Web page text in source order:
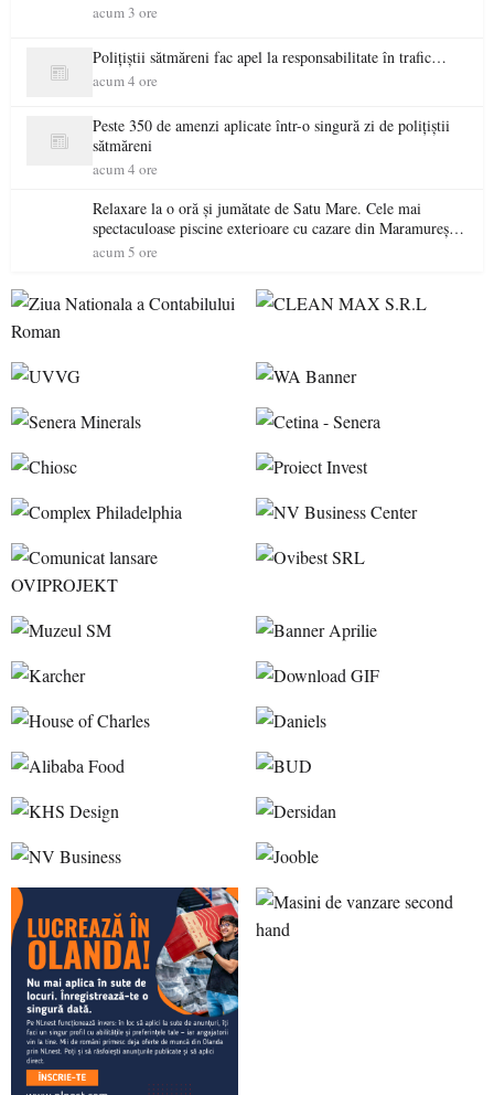
acum 3 ore
Polițiștii sătmăreni fac apel la responsabilitate în trafic…
acum 4 ore
Peste 350 de amenzi aplicate într-o singură zi de polițiștii
sătmăreni
acum 4 ore
Relaxare la o oră și jumătate de Satu Mare. Cele mai
spectaculoase piscine exterioare cu cazare din Maramureș,
ideale pentru o escapadă de vară
acum 5 ore